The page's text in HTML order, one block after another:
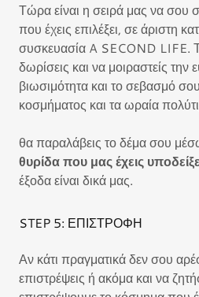
Τώρα είναι η σειρά μας να σου
που έχεις επιλέξει, σε άριστη
συσκευασία A SECOND LIFE.
δωρίσεις και να μοιραστείς την
βιωσιμότητα και το σεβασμό
κοσμήματος και τα ωραία
θα παραλάβεις το δέμα σου
θυρίδα που μας έχεις
έξοδα είναι δικά μας.
STEP 5: ΕΠΙΣΤΡΟΦΗ
Αν κάτι πραγματικά δεν σου
επιστρέψεις ή ακόμα και να